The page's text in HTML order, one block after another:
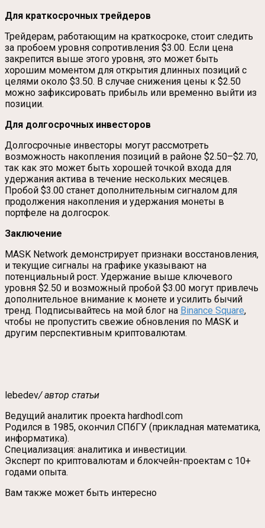
Для краткосрочных трейдеров
Трейдерам, работающим на краткосроке, стоит следить
за пробоем уровня сопротивления $3.00. Если цена
закрепится выше этого уровня, это может быть
хорошим моментом для открытия длинных позиций с
целями около $3.50. В случае снижения цены к $2.50
можно зафиксировать прибыль или временно выйти из
позиции.
Для долгосрочных инвесторов
Долгосрочные инвесторы могут рассмотреть
возможность накопления позиций в районе $2.50–$2.70,
так как это может быть хорошей точкой входа для
удержания актива в течение нескольких месяцев.
Пробой $3.00 станет дополнительным сигналом для
продолжения накопления и удержания монеты в
портфеле на долгосрок.
Заключение
MASK Network демонстрирует признаки восстановления,
и текущие сигналы на графике указывают на
потенциальный рост. Удержание выше ключевого
уровня $2.50 и возможный пробой $3.00 могут привлечь
дополнительное внимание к монете и усилить бычий
тренд. Подписывайтесь на мой блог на Binance Square,
чтобы не пропустить свежие обновления по MASK и
другим перспективным криптовалютам.
lebedev/ автор статьи
Ведущий аналитик проекта hardhodl.com
Родился в 1985, окончил СПбГУ (прикладная математика,
информатика).
Специализация: аналитика и инвестиции.
Эксперт по криптовалютам и блокчейн-проектам с 10+
годами опыта.
Вам также может быть интересно